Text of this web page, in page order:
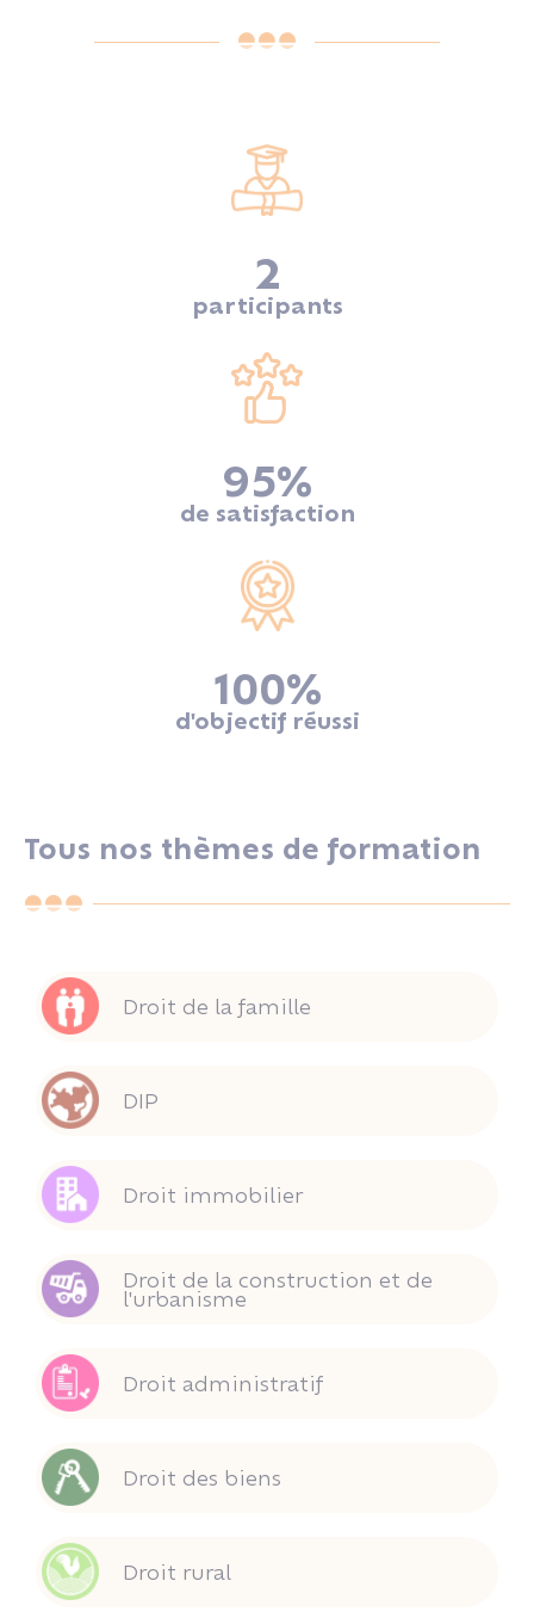
2
participants
95%
de satisfaction
100%
d'objectif réussi
Tous nos thèmes de formation
Droit de la famille
DIP
Droit immobilier
Droit de la construction et de
l'urbanisme
Droit administratif
Droit des biens
Droit rural